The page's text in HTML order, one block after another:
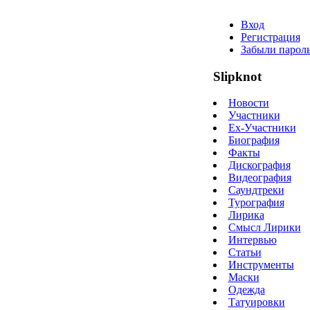
Вход
Регистрация
Забыли
Slipknot
Новости
Участники
Ex-Участники
Биография
Факты
Дискография
Видеография
Саундтреки
Турография
Лирика
Смысл Лирики
Интервью
Статьи
Инструменты
Маски
Одежда
Татуировки